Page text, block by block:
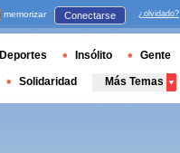
memorizar Conectarse ¿olvidado?
Deportes Insólito Gente
Solidaridad Más Temas